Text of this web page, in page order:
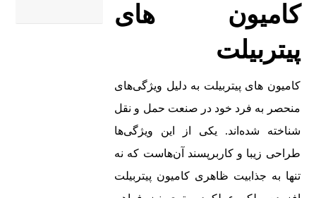
کامیون‌ های
پیتربیلت
کامیون‌ های پیتربیلت به دلیل ویژگی‌های
منحصر به فرد خود در صنعت حمل و نقل
شناخته شده‌اند. یکی از این ویژگی‌ها
طراحی زیبا و کاربرپسند آن‌هاست که نه
تنها به جذابیت ظاهری کامیون‌ پیتربیلت